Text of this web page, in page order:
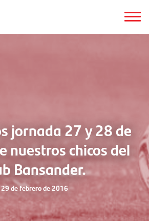
jornada 27 y 28 de
nuestros chicos del
Bansander.
29 de febrero de 2016